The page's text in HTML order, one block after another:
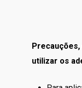
Precauções,
utilizar os